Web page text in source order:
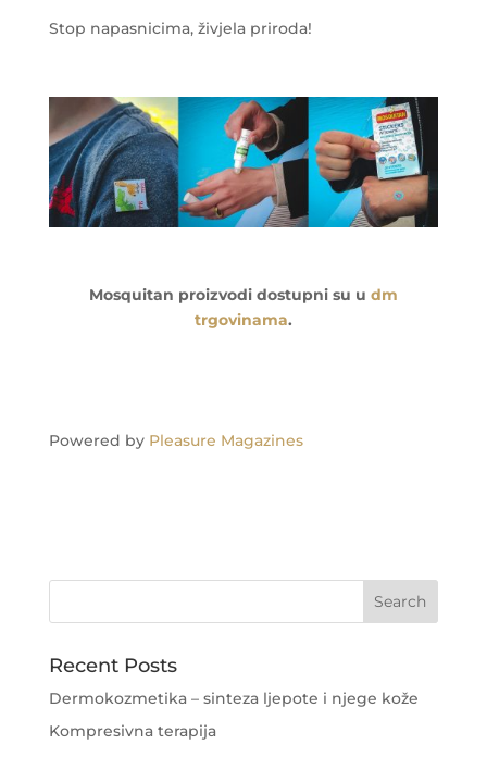
Stop napasnicima, živjela priroda!
Mosquitan proizvodi dostupni su u dm
trgovinama.
Powered by Pleasure Magazines
Recent Posts
Dermokozmetika – sinteza ljepote i njege kože
Kompresivna terapija